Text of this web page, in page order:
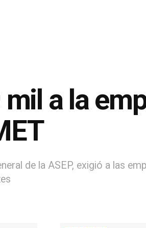
a la
de la ASEP, exigió a las